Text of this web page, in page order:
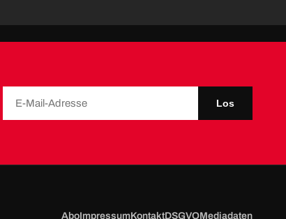
Los
AboImpressumKontaktDSGVOMediadaten